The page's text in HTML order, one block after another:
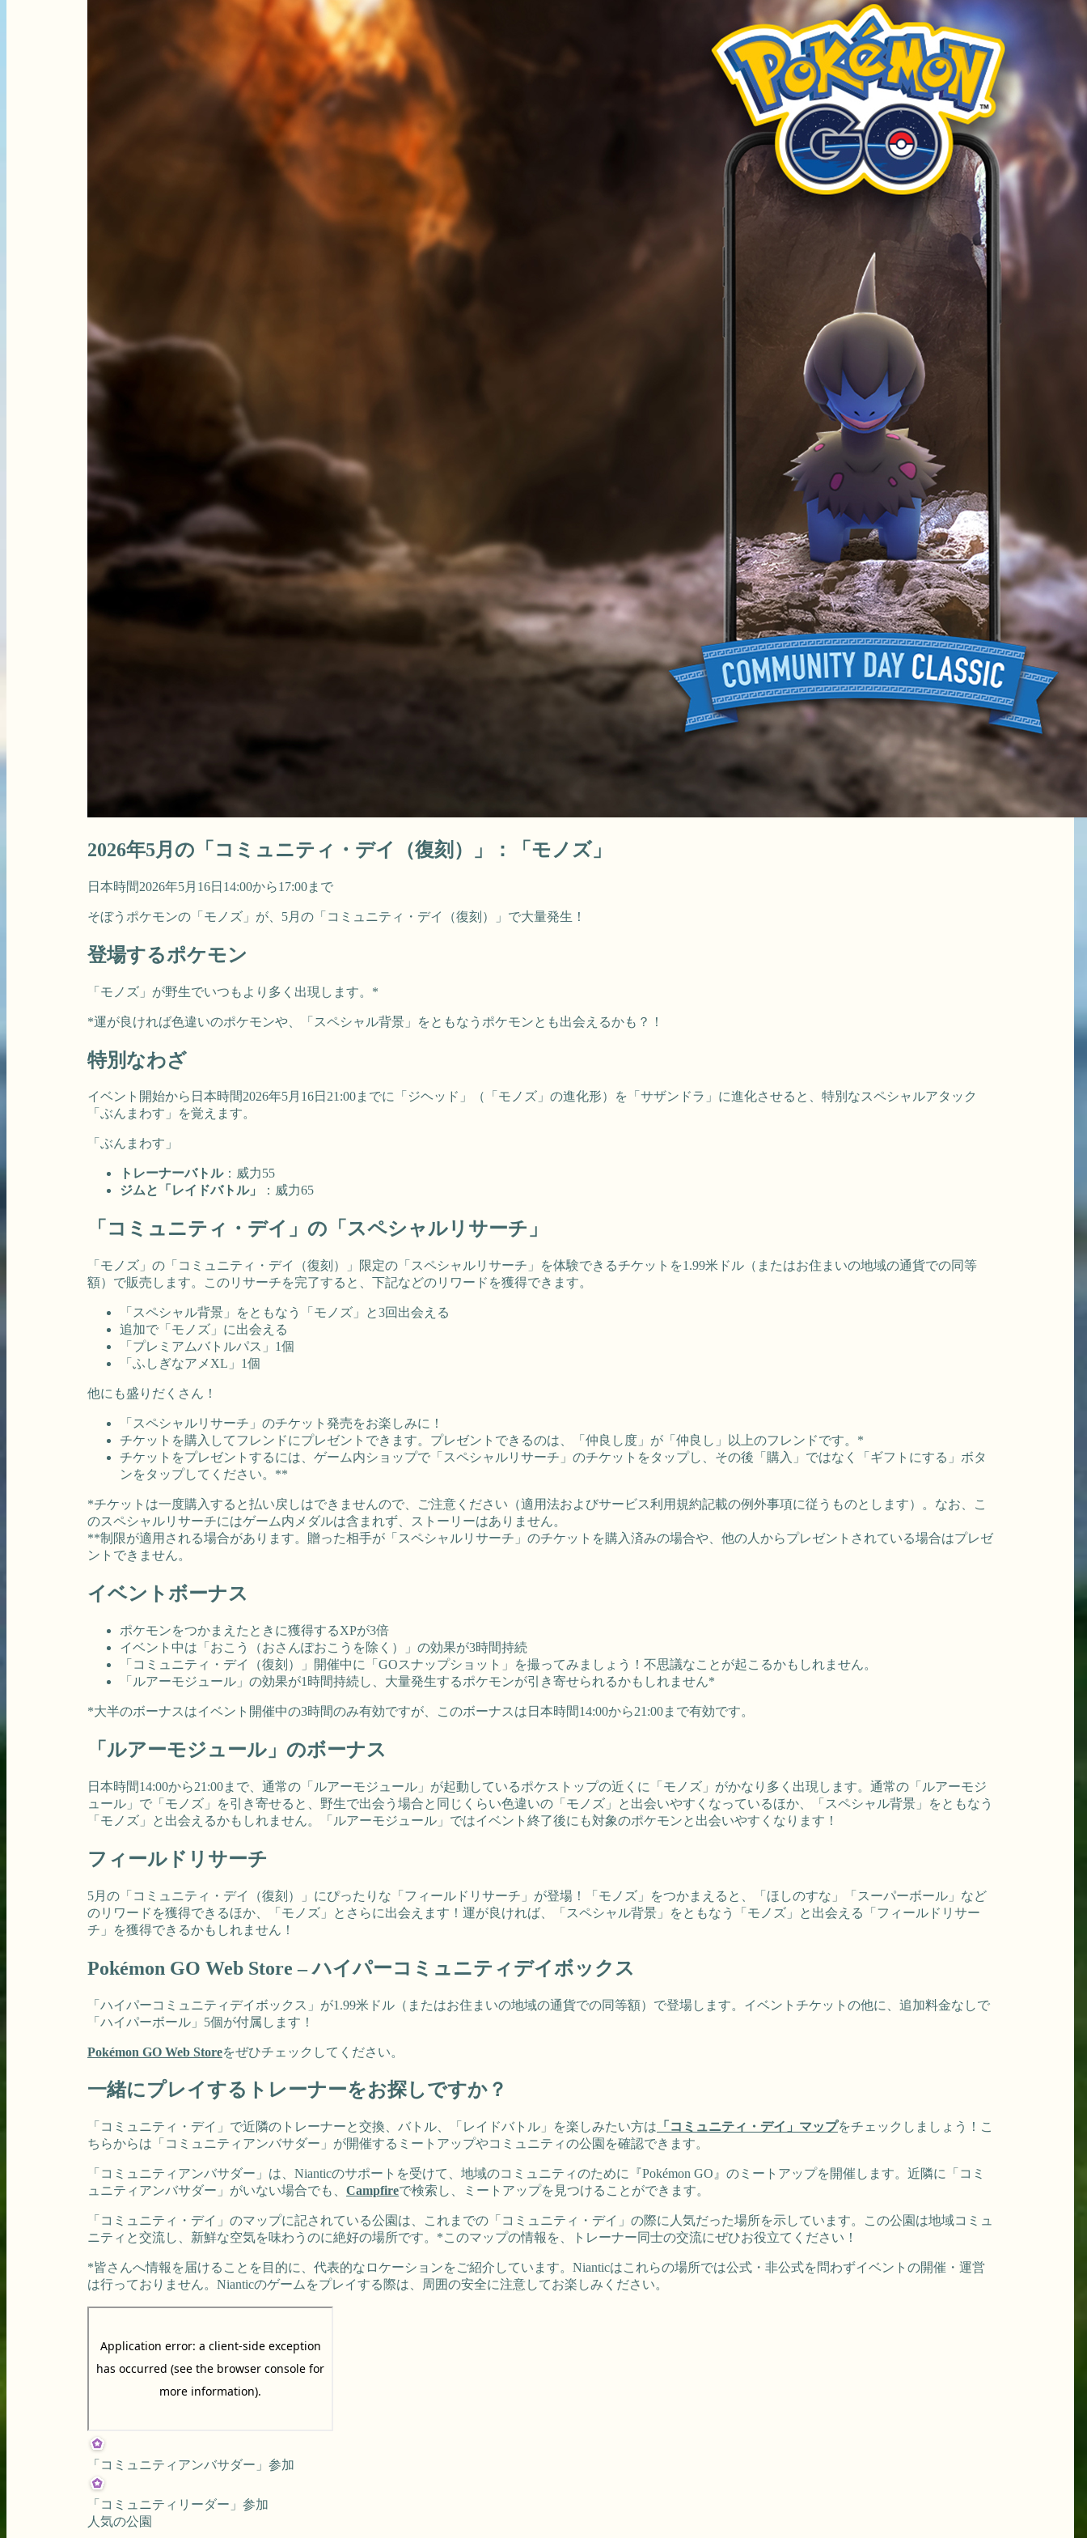
2026年5月の「コミュニティ・デイ（復刻）」：「モノズ」
日本時間2026年5月16日14:00から17:00まで
そぼうポケモンの「モノズ」が、5月の「コミュニティ・デイ（復刻）」で大量発生！
登場するポケモン
「モノズ」が野生でいつもより多く出現します。*
*運が良ければ色違いのポケモンや、「スペシャル背景」をともなうポケモンとも出会えるかも？！
特別なわざ
イベント開始から日本時間2026年5月16日21:00までに「ジヘッド」（「モノズ」の進化形）を「サザンドラ」に進化させると、特別なスペシャルアタック
「ぶんまわす」を覚えます。
「ぶんまわす」
トレーナーバトル：威力55
ジムと「レイドバトル」
：威力65
「コミュニティ・デイ」の「スペシャルリサーチ」
「モノズ」の「コミュニティ・デイ（復刻）」限定の「スペシャルリサーチ」を体験できるチケットを1.99米ドル（またはお住まいの地域の通貨での同等
額）で販売します。このリサーチを完了すると、下記などのリワードを獲得できます。
「スペシャル背景」をともなう「モノズ」と3回出会える
追加で「モノズ」に出会える
「プレミアムバトルパス」1個
「ふしぎなアメXL」1個
他にも盛りだくさん！
「スペシャルリサーチ」のチケット発売をお楽しみに！
チケットを購入してフレンドにプレゼントできます。プレゼントできるのは、「仲良し度」が「仲良し」以上のフレンドです。*
チケットをプレゼントするには、ゲーム内ショップで「スペシャルリサーチ」のチケットをタップし、その後「購入」ではなく「ギフトにする」ボタ
ンをタップしてください。**
*チケットは一度購入すると払い戻しはできませんので、ご注意ください（適用法およびサービス利用規約記載の例外事項に従うものとします）。なお、こ
のスペシャルリサーチにはゲーム内メダルは含まれず、ストーリーはありません。
**制限が適用される場合があります。贈った相手が「スペシャルリサーチ」のチケットを購入済みの場合や、他の人からプレゼントされている場合はプレゼ
ントできません。
イベントボーナス
ポケモンをつかまえたときに獲得するXPが3倍
イベント中は「おこう（おさんぽおこうを除く）」の効果が3時間持続
「コミュニティ・デイ（復刻）」開催中に「GOスナップショット」を撮ってみましょう！不思議なことが起こるかもしれません。
「ルアーモジュール」の効果が1時間持続し、大量発生するポケモンが引き寄せられるかもしれません*
*大半のボーナスはイベント開催中の3時間のみ有効ですが、このボーナスは日本時間14:00から21:00まで有効です。
「ルアーモジュール」のボーナス
日本時間14:00から21:00まで、通常の「ルアーモジュール」が起動しているポケストップの近くに「モノズ」がかなり多く出現します。通常の「ルアーモジ
ュール」で「モノズ」を引き寄せると、野生で出会う場合と同じくらい色違いの「モノズ」と出会いやすくなっているほか、「スペシャル背景」をともなう
「モノズ」と出会えるかもしれません。「ルアーモジュール」ではイベント終了後にも対象のポケモンと出会いやすくなります！
フィールドリサーチ
5月の「コミュニティ・デイ（復刻）」にぴったりな「フィールドリサーチ」が登場！「モノズ」をつかまえると、「ほしのすな」「スーパーボール」など
のリワードを獲得できるほか、「モノズ」とさらに出会えます！運が良ければ、「スペシャル背景」をともなう「モノズ」と出会える「フィールドリサー
チ」を獲得できるかもしれません！
Pokémon GO Web Store – ハイパーコミュニティデイボックス
「ハイパーコミュニティデイボックス」が1.99米ドル（またはお住まいの地域の通貨での同等額）で登場します。イベントチケットの他に、追加料金なしで
「ハイパーボール」5個が付属します！
Pokémon GO Web Storeをぜひチェックしてください。
一緒にプレイするトレーナーをお探しですか？
「コミュニティ・デイ」で近隣のトレーナーと交換、バトル、「レイドバトル」を楽しみたい方は 「コミュニティ・デイ」マップをチェックしましょう！こ
ちらからは「コミュニティアンバサダー」が開催するミートアップやコミュニティの公園を確認できます。
「コミュニティアンバサダー」は、Nianticのサポートを受けて、地域のコミュニティのために『Pokémon GO』のミートアップを開催します。近隣に「コミ
ュニティアンバサダー」がいない場合でも、 Campfireで検索し、ミートアップを見つけることができます。
「コミュニティ・デイ」のマップに記されている公園は、これまでの「コミュニティ・デイ」の際に人気だった場所を示しています。この公園は地域コミュ
ニティと交流し、新鮮な空気を味わうのに絶好の場所です。*このマップの情報を、トレーナー同士の交流にぜひお役立てください！
*皆さんへ情報を届けることを目的に、代表的なロケーションをご紹介しています。Nianticはこれらの場所では公式・非公式を問わずイベントの開催・運営
は行っておりません。Nianticのゲームをプレイする際は、周囲の安全に注意してお楽しみください。
「コミュニティアンバサダー」参加
「コミュニティリーダー」参加
人気の公園